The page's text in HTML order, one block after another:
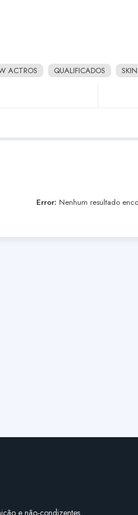
ACTROS QUALIFICADOS
Error: Nenhum resultado